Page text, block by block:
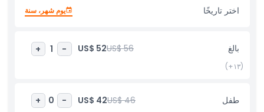
على طول بوليفارد هوليوود، أو الاسترخاء عند المحيط الهادئ، تتيح لك هذه
الجولة حرية خلق مغامرتك الخاصة في لوس أنجلوس. مثالية للزوار لأول
ممتعة ومرنة وذات مناظر خلابة لرؤية لوس أنجلوس. استمتع برحلات غير
محدودة خلال فترة التذكرة التي تختارها واختبر المدينة بطريقتك الخاصة.
اختر تاريخًا يوم شهر، سنة
بالغ US$ 56
US$ 52
-
1
+
(١٣+)
طفل US$ 46
US$ 42
-
0
+